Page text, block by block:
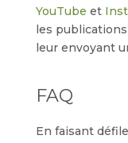
YouTube et
les
leur envoyant
FAQ
En faisant